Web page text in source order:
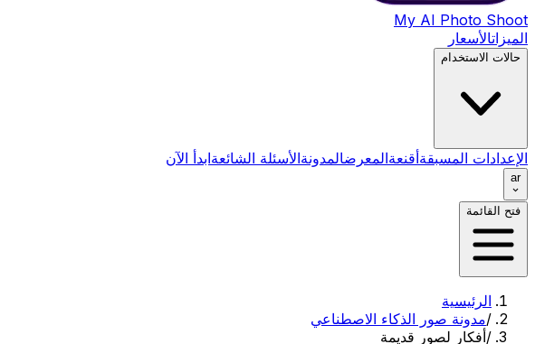
My AI Photo Shoot
الميزاتالأسعار
حالات الاستخدام
الإعدادات المسبقةأقنعةالمعرضالمدونةالأسئلة الشائعةابدأ الآن
ar
فتح القائمة
الرئيسية
/مدونة صور الذكاء الاصطناعي
/أفكار لصور قديمة